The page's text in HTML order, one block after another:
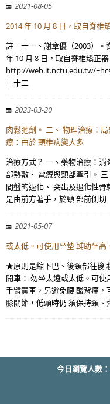
2021-08-05
2014 年 10 月 8 日，取自脊
註三十一、謝章優（2003）
年 10 月 8 日，取自脊椎矯正器
http://web.it.nctu.edu.tw/
三十二
2023-03-20
肉鬆弛劑。 二、 物理治療：
療：由於 頸椎病變大多
治療方式？ 一、藥物治療：
部熱敷、 電療與頸部牽引。
間盤的退化、 突出及退化性
是由前方著手，於頸 部前側切
2021-05-07
或太低。可使用坐墊 輔助坐
★原則是縮下巴、後頸部往後
開車： 勿坐太遠或太低。可
手臂駕車，另避免腰 酸背痛
膝關節，低頭時仍 須保持頸、
今日瀏覽人數：